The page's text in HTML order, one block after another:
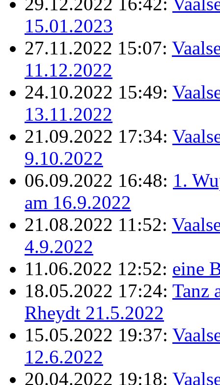
15.01.2023
27.11.2022 15:07:
11.12.2022
24.10.2022 15:49:
13.11.2022
21.09.2022 17:34:
9.10.2022
06.09.2022 16:48: 1.
am 16.9.2022
21.08.2022 11:52:
4.9.2022
11.06.2022 12:52: eine
18.05.2022 17:24: Tanz
Rheydt 21.5.2022
15.05.2022 19:37:
12.6.2022
20.04.2022 19:18: